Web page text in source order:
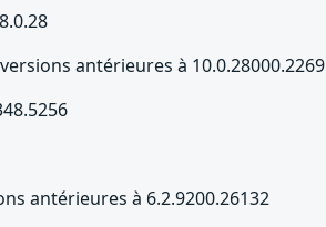
antérieures à 10.0.28000.2269
antérieures à 6.2.9200.26132